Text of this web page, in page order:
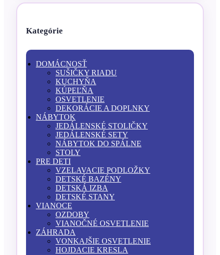
Kategórie
DOMÁCNOSŤ
SUŠIČKY RIADU
KUCHYŇA
KÚPEĽŇA
OSVETLENIE
DEKORÁCIE A DOPLNKY
NÁBYTOK
JEDÁLENSKÉ STOLIČKY
JEDÁLENSKÉ SETY
NÁBYTOK DO SPÁLNE
STOLY
PRE DETI
VZELAVACIE PODLOŽKY
DETSKÉ BAZÉNY
DETSKÁ IZBA
DETSKÉ STANY
VIANOCE
OZDOBY
VIANOČNÉ OSVETLENIE
ZÁHRADA
VONKAJŠIE OSVETLENIE
HOJDACIE KRESLA